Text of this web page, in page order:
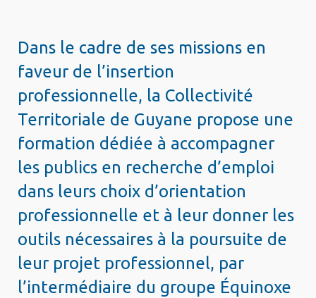
Dans le cadre de ses missions en
faveur de l’insertion
professionnelle, la Collectivité
Territoriale de Guyane propose une
formation dédiée à accompagner
les publics en recherche d’emploi
dans leurs choix d’orientation
professionnelle et à leur donner les
outils nécessaires à la poursuite de
leur projet professionnel, par
l’intermédiaire du groupe Équinoxe